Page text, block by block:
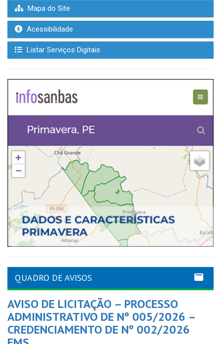
Mapa do Site
Acessibilidade
Listar Serviços Digitais
QUADRO DE AVISOS
AVISO DE LICITAÇÃO – PROCESSO
ADMINISTRATIVO DE Nº 005/2026 –
CREDENCIAMENTO DE Nº 002/2026